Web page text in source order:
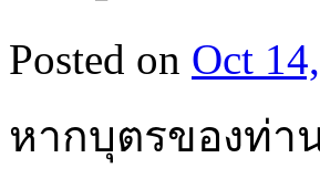
Posted on Oct
หากบุตรของท่า